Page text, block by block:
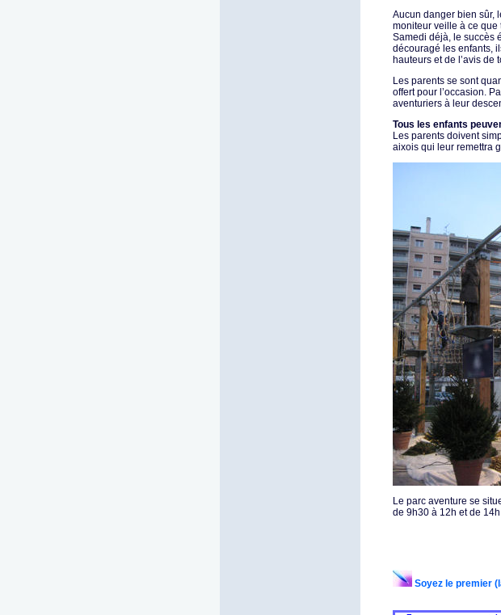
Aucun danger bien sûr,
moniteur veille à ce
Samedi déjà, le succès
découragé les enfants,
hauteurs et de l’avis de
Les parents se sont
offert pour l’occasion.
aventuriers à leur
Tous les enfants
Les parents doivent
aixois qui leur remettra
Le parc aventure se
de 9h30 à 12h et de
Soyez le premier